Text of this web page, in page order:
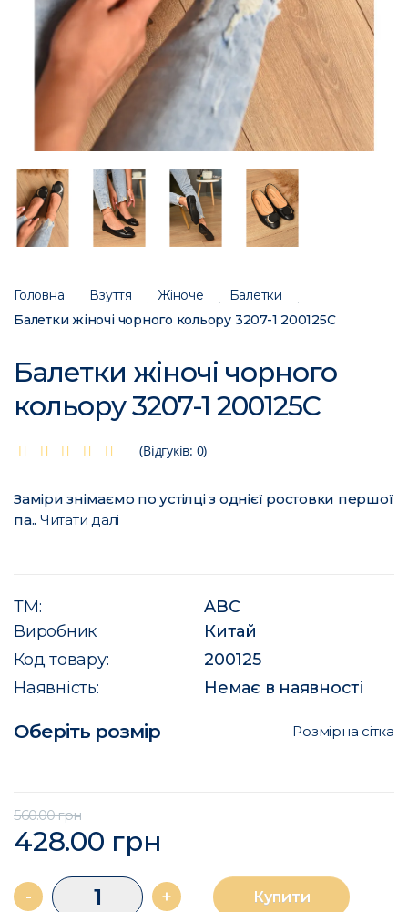
Головна Взуття Жіноче
Балетки
Балетки жіночі чорного кольору 3207-1 200125C
Балетки жіночі чорного
кольору 3207-1 200125C
(Відгуків: 0)
Заміри знімаємо по устілці з однієї ростовки першої
па.. Читати далі
ТМ:
ABC
Виробник
Китай
Код товару:
200125
Наявність:
Немає в наявності
Оберіть розмір Розмірна сітка
560.00 грн
428.00 грн
- + Купити